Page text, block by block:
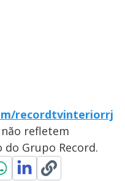
recordtvinteriorrj
refletem
Grupo Record.